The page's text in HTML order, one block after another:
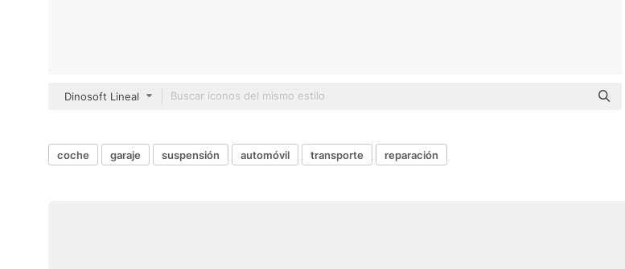
Dinosoft Lineal
coche garaje suspensión automóvil transporte reparación